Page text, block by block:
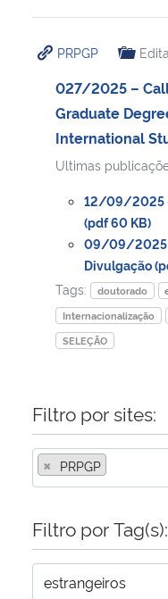
Secretaria-Geral
Secretaria de Governo
Gabinete de Segurança
Advocacia-Geral da União
Banco Central do Brasil
PRPGP
027/2025 –
Graduate
International
Ultimas
12/09/2025 –
(pdf 60 KB)
09/09/2025 –
Divulgação
Tags:
doutorado
Internacionalização
SELEÇÃO
Filtro por sites:
× PRPGP
Filtro por Tag(s):